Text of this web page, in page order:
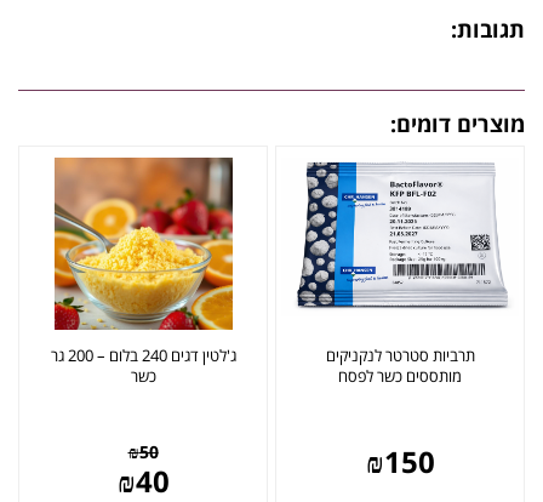
תגובות:
מוצרים דומים:
תרביות סטרטר לנקניקים
מותססים כשר לפסח
₪150
ג'לטין דגים 240 בלום – 200 גר
כשר
₪50
₪40